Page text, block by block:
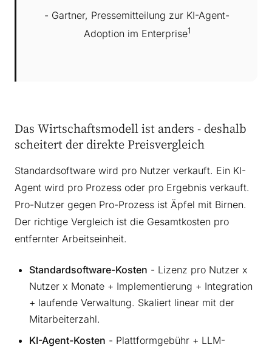
- Gartner, Pressemitteilung zur KI-Agent-
Adoption im Enterprise1
Das Wirtschaftsmodell ist anders - deshalb
scheitert der direkte Preisvergleich
Standardsoftware wird pro Nutzer verkauft. Ein KI-
Agent wird pro Prozess oder pro Ergebnis verkauft.
Pro-Nutzer gegen Pro-Prozess ist Äpfel mit Birnen.
Der richtige Vergleich ist die Gesamtkosten pro
entfernter Arbeitseinheit.
Standardsoftware-Kosten - Lizenz pro Nutzer x
Nutzer x Monate + Implementierung + Integration
+ laufende Verwaltung. Skaliert linear mit der
Mitarbeiterzahl.
KI-Agent-Kosten - Plattformgebühr + LLM-